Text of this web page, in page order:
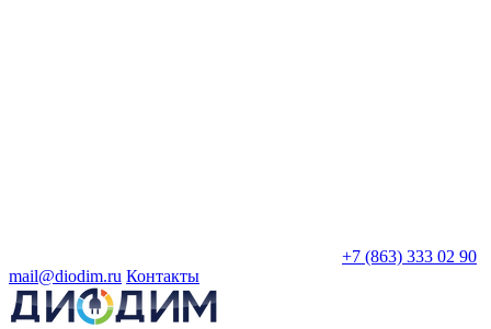
+7 (863) 333 02 90
mail@diodim.ru Контакты